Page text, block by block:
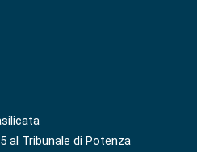
al Tribunale di Potenza